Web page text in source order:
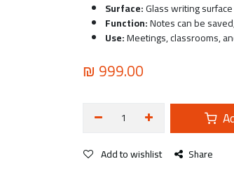
Surface:Glass writing
Function:Notes can be
Use:Meetings, classrooms,
₪ 999.00
Add to wishlist Share